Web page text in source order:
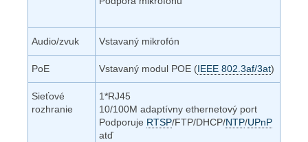
Audio/zvuk Vstavaný mikrofón
PoE Vstavaný modul POE (IEEE 802.3af/3at)
Sieťové
rozhranie
1*RJ45
10/100M adaptívny ethernetový port
Podporuje RTSP/FTP/DHCP/NTP/UPnP
atď